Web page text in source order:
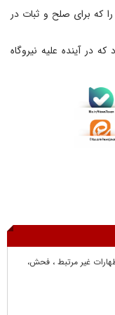
که برای صلح و ثبات در
در آینده علیه نیروگاه
غير مرتبط ، فحش،